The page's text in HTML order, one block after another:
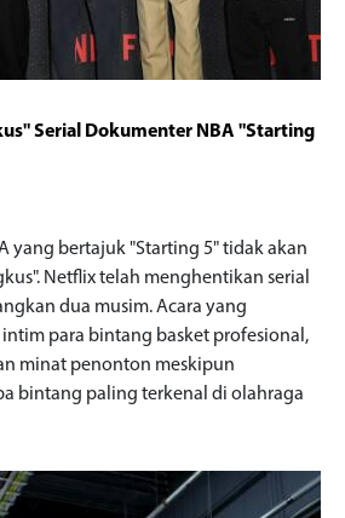
Serial Dokumenter NBA "Starting
yang bertajuk "Starting 5" tidak akan
Netflix telah menghentikan serial
dua musim. Acara yang
para bintang basket profesional,
minat penonton meskipun
bintang paling terkenal di olahraga